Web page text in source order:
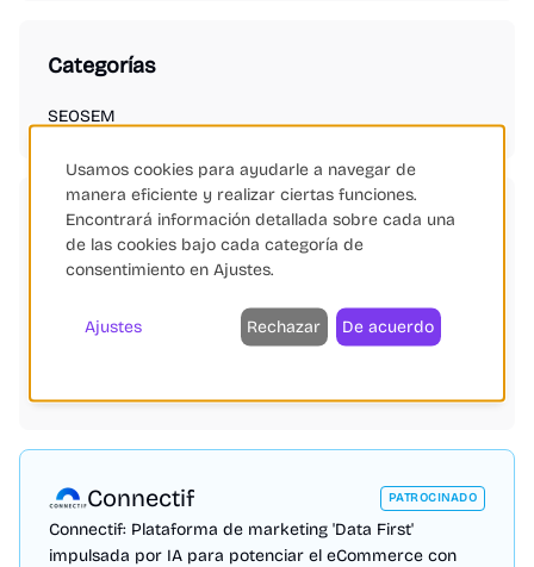
Categorías
SEOSEM
Etiquetas
SEO eCommerce Marketing Digital
Inteligencia Artificial
Gestión de Feeds
Test A/B
Monitorización de Precios
Búsqueda Avanzada
Connectif PATROCINADO
Connectif: Plataforma de marketing 'Data First'
impulsada por IA para potenciar el eCommerce con
Usamos cookies para ayudarle a navegar de
manera eficiente y realizar ciertas funciones.
Encontrará información detallada sobre cada una
de las cookies bajo cada categoría de
consentimiento en Ajustes.
Ajustes Rechazar De acuerdo